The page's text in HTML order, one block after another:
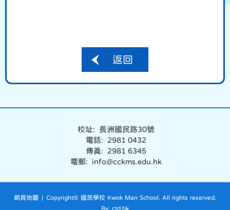
返回
校址: 長洲國民路30號
電話: 2981 0432
傳真: 2981 6345
電郵: info@cckms.edu.hk
網頁地圖 | Copyright© 國民學校 Kwok Man School. All rights reserved.
By: ctd.hk